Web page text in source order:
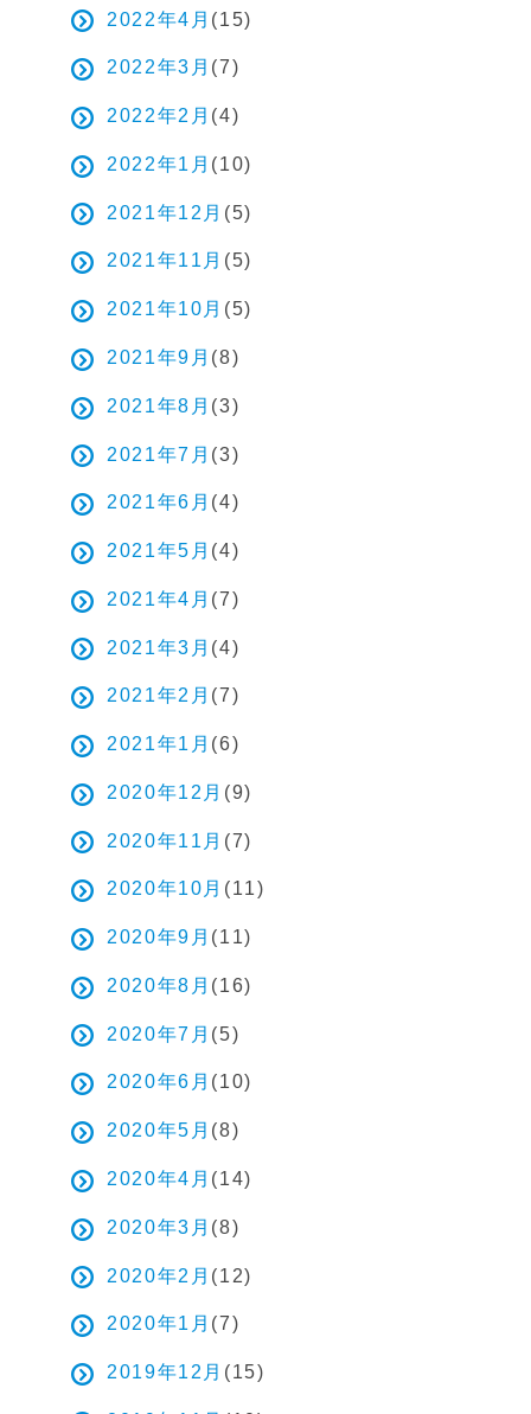
2022年4月 (15)
2022年3月 (7)
2022年2月 (4)
2022年1月 (10)
2021年12月 (5)
2021年11月 (5)
2021年10月 (5)
2021年9月 (8)
2021年8月 (3)
2021年7月 (3)
2021年6月 (4)
2021年5月 (4)
2021年4月 (7)
2021年3月 (4)
2021年2月 (7)
2021年1月 (6)
2020年12月 (9)
2020年11月 (7)
2020年10月 (11)
2020年9月 (11)
2020年8月 (16)
2020年7月 (5)
2020年6月 (10)
2020年5月 (8)
2020年4月 (14)
2020年3月 (8)
2020年2月 (12)
2020年1月 (7)
2019年12月 (15)